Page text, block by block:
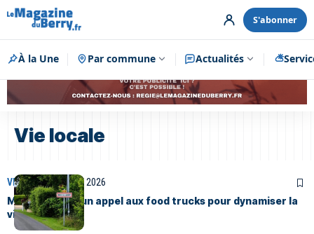
S'abonner
À la Une Par commune Actualités
Publicité
Vie locale
VIE LOCALE 2 AOÛT 2026
Meillant lance un appel aux food trucks pour dynamiser la
vie du village